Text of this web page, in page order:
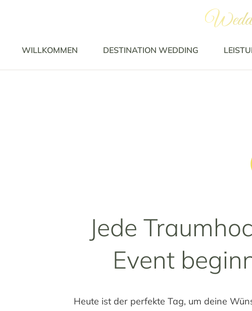
WILLKOMMEN DESTINATION WEDDING
Jede
Event
Heute ist der perfekte Tag, um deine